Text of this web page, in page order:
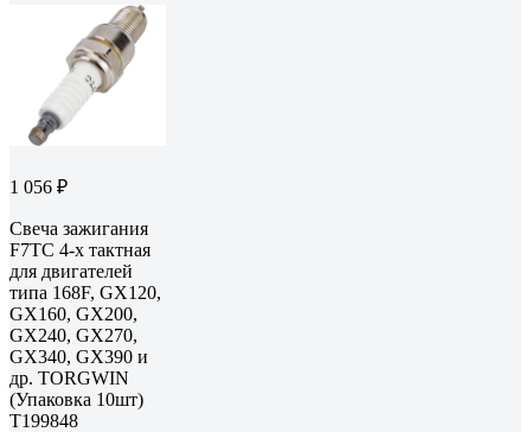
1 056 ₽
Свеча зажигания
F7TC 4-х тактная
для двигателей
типа 168F, GX120,
GX160, GX200,
GX240, GX270,
GX340, GX390 и
др. TORGWIN
(Упаковка 10шт)
T199848